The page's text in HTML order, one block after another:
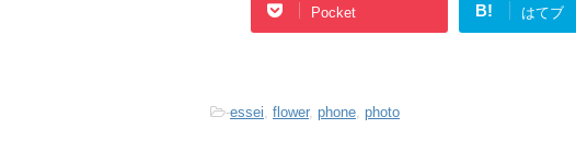
Pocket B! はてブ
-essei, flower, phone, photo